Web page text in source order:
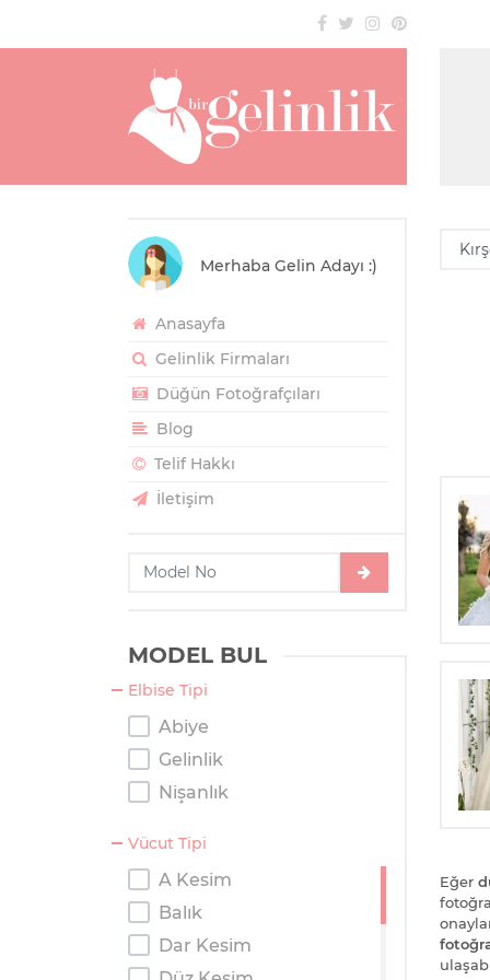
Merhaba Gelin Adayı :)
Anasayfa
Gelinlik Firmaları
Düğün Fotoğrafçıları
Blog
Telif Hakkı
İletişim
MODEL BUL
Elbise Tipi
Abiye
Gelinlik
Nişanlık
Vücut Tipi
A Kesim
Balık
Dar Kesim
Eğer